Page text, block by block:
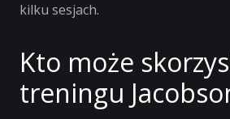
kilku sesjach.
Kto może
treningu